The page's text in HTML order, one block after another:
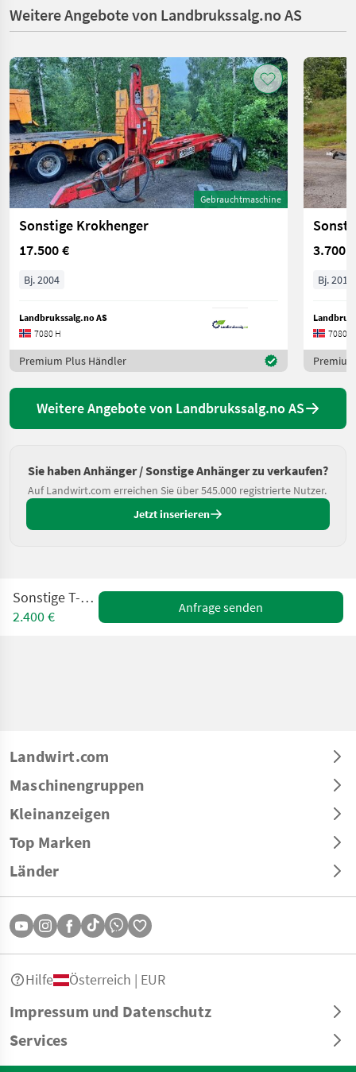
Weitere Angebote von Landbrukssalg.no AS
Gebrauchtmaschine
Sonstige Krokhenger
17.500 €
Bj. 2004
Landbrukssalg.no AS
7080 H
Premium Plus Händler
3.700 €
Bj. 2015
7080 H
Weitere Angebote von Landbrukssalg.no AS
Sie haben Anhänger / Sonstige Anhänger zu verkaufen?
Auf Landwirt.com erreichen Sie über 545.000 registrierte Nutzer.
Jetzt inserieren
Sonstige T-20-bblld
2.400 €
Anfrage senden
Landwirt.com
Maschinengruppen
Kleinanzeigen
Top Marken
Länder
Impressum und Datenschutz
Services
Hilfe Österreich | EUR